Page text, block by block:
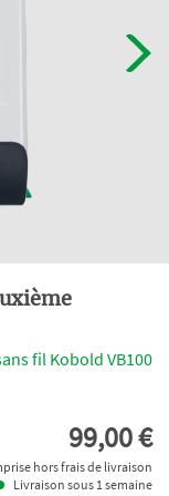
fil Kobold VB100
99,00 €
hors frais de livraison
Livraison sous 1 semaine